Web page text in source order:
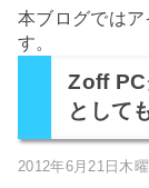
本ブログでは
す。
Zoff PC
として
2012年6月21日木曜